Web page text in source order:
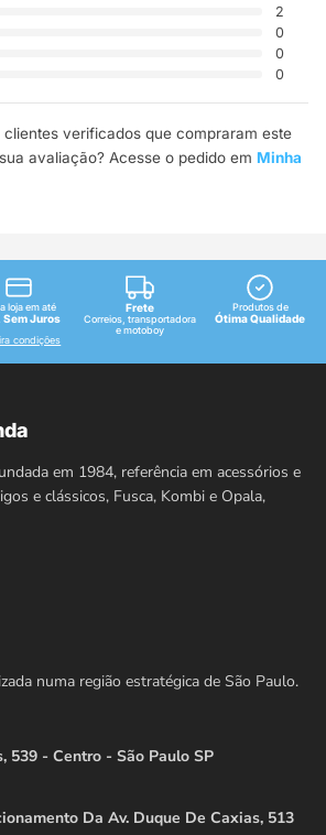
2
0
0
0
verificados que compraram este
avaliação? Acesse o pedido em Minha
loja em até
Sem Juros
condições
Frete
Correios, transportadora
e motoboy
Produtos de
Ótima Qualidade
em 1984, referência em acessórios e
e clássicos, Fusca, Kombi e Opala,
numa região estratégica de São Paulo.
539 - Centro - São Paulo SP
Da Av. Duque De Caxias, 513